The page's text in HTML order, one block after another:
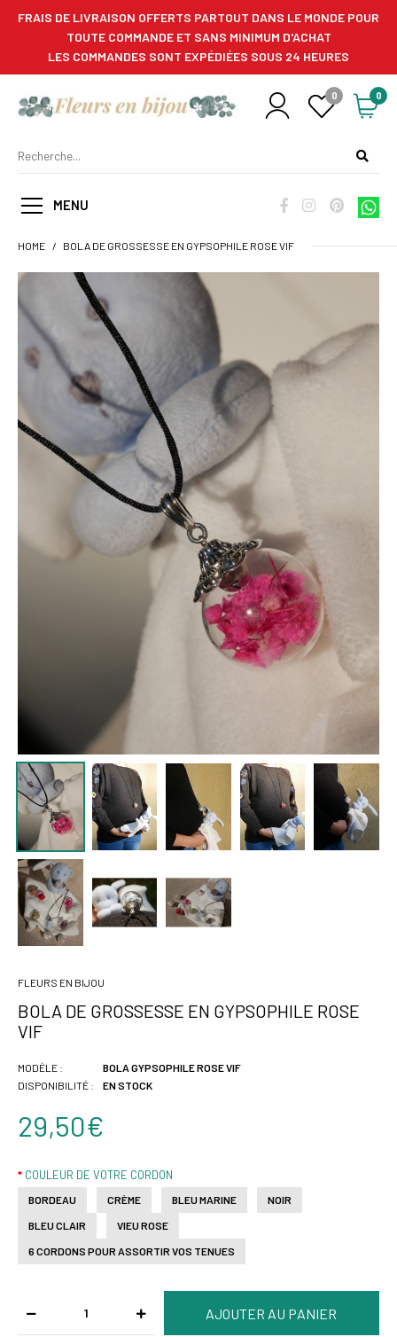
FRAIS DE LIVRAISON OFFERTS PARTOUT DANS LE MONDE POUR
TOUTE COMMANDE ET SANS MINIMUM D'ACHAT
LES COMMANDES SONT EXPÉDIÉES SOUS 24 HEURES
0 0
MENU
HOME BOLA DE GROSSESSE EN GYPSOPHILE ROSE VIF
FLEURS EN BIJOU
BOLA DE GROSSESSE EN GYPSOPHILE ROSE
VIF
MODÈLE :
DISPONIBILITÉ :
BOLA GYPSOPHILE ROSE VIF
EN STOCK
29,50€
COULEUR DE VOTRE CORDON
BORDEAU CRÈME BLEU MARINE NOIR
BLEU CLAIR VIEU ROSE
6 CORDONS POUR ASSORTIR VOS TENUES